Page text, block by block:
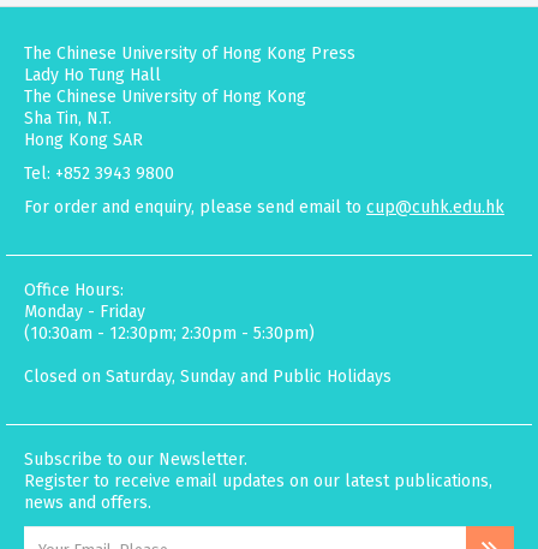
The Chinese University of Hong Kong Press
Lady Ho Tung Hall
The Chinese University of Hong Kong
Sha Tin, N.T.
Hong Kong SAR
Tel: +852 3943 9800
For order and enquiry, please send email to cup@cuhk.edu.hk
Office Hours:
Monday - Friday
(10:30am - 12:30pm; 2:30pm - 5:30pm)
Closed on Saturday, Sunday and Public Holidays
Subscribe to our Newsletter.
Register to receive email updates on our latest publications,
news and offers.